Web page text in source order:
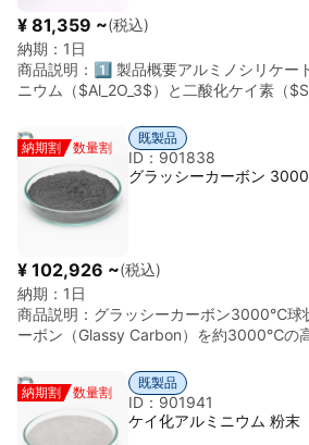
れた熱伝導性 ◎高い寸法安定性 ◎板形状
◎スイス製超硬精密材料
¥ 81,359 ~(税込)
納期： 1日
商品説明：
1️⃣ 製品概要アルミノシリケー
ニウム（$Al_2O_3$）と二酸化ケイ素（
学的安定性、および機械的強度に優れてお
下での水準器、ディスプレイ用基板、航空
温プロセス用チューブとして使用されま
密度（比重）2.40 - 2.55 g/cm³軟化点約
ケイ酸より高い）最高使用温度約 650°C
性優れた耐熱性: ホウケイ酸ガラスよりも
り高温域での形状安定性が求められる用途
耐性: 機械的強度が強く、ボイラーの水準
ど、高圧蒸気にさらされる過酷な環境に
カリ環境下での耐久性がホウケイ酸ガラス
気絶縁性: 高温域でも高い体積抵抗率を維
められる電子部品容器にも適しています
ウムなどのガス透過率が極めて低く、高真
納期割 数量割
既製品
ID：901838
グラッシーカーボン
¥ 102,926 ~(税込)
納期： 1日
商品説明： グラッシーカーボン3000℃球
ーボン（Glassy Carbon）を約3000℃の
優れた耐熱性、耐薬品性、低ガス放出特性
び電気伝導性を有している。球状形状によ
優れ、均一な分散が可能である。 また、
性が向上し、電気特性や熱安定性がさら
納期割 数量割
既製品
ID：901941
ケイ化アルミニウム 粉末